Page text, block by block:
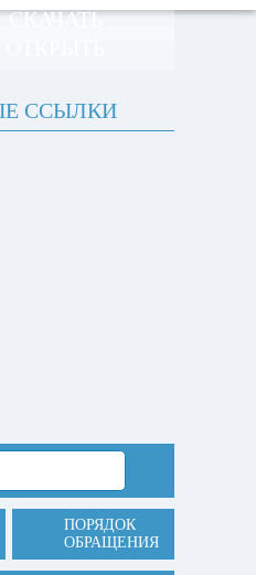
СКАЧАТЬ
ССЫЛКИ
ПОРЯДОК
ОБРАЩЕНИЯ